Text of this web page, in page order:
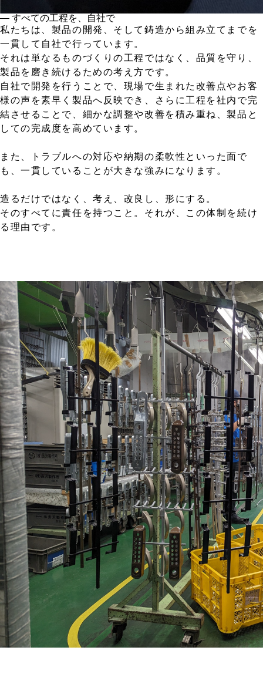
― すべての工程を、自社で
私たちは、製品の開発、そして鋳造から組み立てまでを
一貫して自社で行っています。
それは単なるものづくりの工程ではなく、品質を守り、
製品を磨き続けるための考え方です。
自社で開発を行うことで、現場で生まれた改善点やお客
様の声を素早く製品へ反映でき、さらに工程を社内で完
結させることで、細かな調整や改善を積み重ね、製品と
しての完成度を高めています。
また、トラブルへの対応や納期の柔軟性といった面で
も、一貫していることが大きな強みになります。
造るだけではなく、考え、改良し、形にする。
そのすべてに責任を持つこと。それが、この体制を続け
る理由です。